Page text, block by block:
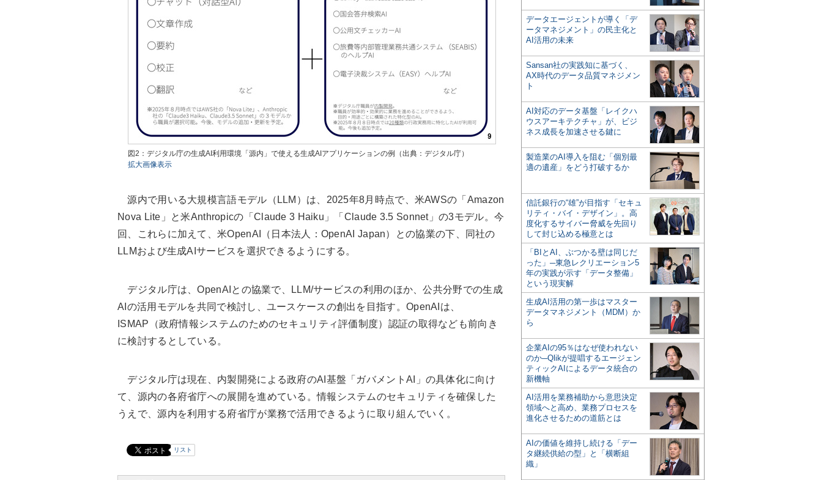
図2：デジタル庁の生成AI利用環境「源内」で使える生成AIアプリケーションの例（出典：デジタル庁）
拡大画像表示
源内で用いる大規模言語モデル（LLM）は、2025年8月時点で、米AWSの「Amazon
Nova Lite」と米Anthropicの「Claude 3 Haiku」「Claude 3.5 Sonnet」の3モデル。今
回、これらに加えて、米OpenAI（日本法人：OpenAI Japan）との協業の下、同社の
LLMおよび生成AIサービスを選択できるようにする。
デジタル庁は、OpenAIとの協業で、LLM/サービスの利用のほか、公共分野での生成
AIの活用モデルを共同で検討し、ユースケースの創出を目指す。OpenAIは、
ISMAP（政府情報システムのためのセキュリティ評価制度）認証の取得なども前向き
に検討するとしている。
デジタル庁は現在、内製開発による政府のAI基盤「ガバメントAI」の具体化に向け
て、源内の各府省庁への展開を進めている。情報システムのセキュリティを確保した
うえで、源内を利用する府省庁が業務で活用できるように取り組んでいく。
リスト
データエージェントが導く「デ
ータマネジメント」の民主化と
AI活用の未来
Sansan社の実践知に基づく、
AX時代のデータ品質マネジメン
ト
AI対応のデータ基盤「レイクハ
ウスアーキテクチャ」が、ビジ
ネス成長を加速させる鍵に
製造業のAI導入を阻む「個別最
適の遺産」をどう打破するか
信託銀行の“雄”が目指す「セキュ
リティ・バイ・デザイン」。高
度化するサイバー脅威を先回り
して封じ込める極意とは
「BIとAI、ぶつかる壁は同じだ
った」─東急レクリエーション5
年の実践が示す「データ整備」
という現実解
生成AI活用の第一歩はマスター
データマネジメント（MDM）か
ら
企業AIの95％はなぜ使われない
のか─Qlikが提唱するエージェン
ティックAIによるデータ統合の
新機軸
AI活用を業務補助から意思決定
領域へと高め、業務プロセスを
進化させるための道筋とは
AIの価値を維持し続ける「デー
タ継続供給の型」と「横断組
織」